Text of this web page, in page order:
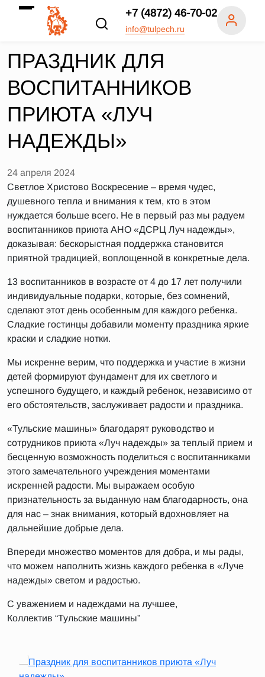
+7 (4872) 46-70-02
info@tulpech.ru
ПРАЗДНИК ДЛЯ
ВОСПИТАННИКОВ
ПРИЮТА «ЛУЧ
НАДЕЖДЫ»
24 апреля 2024
Светлое Христово Воскресение – время чудес,
душевного тепла и внимания к тем, кто в этом
нуждается больше всего. Не в первый раз мы радуем
воспитанников приюта АНО «ДСРЦ Луч надежды»,
доказывая: бескорыстная поддержка становится
приятной традицией, воплощенной в конкретные дела.
13 воспитанников в возрасте от 4 до 17 лет получили
индивидуальные подарки, которые, без сомнений,
сделают этот день особенным для каждого ребенка.
Сладкие гостинцы добавили моменту праздника яркие
краски и сладкие нотки.
Мы искренне верим, что поддержка и участие в жизни
детей формируют фундамент для их светлого и
успешного будущего, и каждый ребенок, независимо от
его обстоятельств, заслуживает радости и праздника.
«Тульские машины» благодарят руководство и
сотрудников приюта «Луч надежды» за теплый прием и
бесценную возможность поделиться с воспитанниками
этого замечательного учреждения моментами
искренней радости. Мы выражаем особую
признательность за выданную нам благодарность, она
для нас – знак внимания, который вдохновляет на
дальнейшие добрые дела.
Впереди множество моментов для добра, и мы рады,
что можем наполнить жизнь каждого ребенка в «Луче
надежды» светом и радостью.
С уважением и надеждами на лучшее,
Коллектив “Тульские машины”